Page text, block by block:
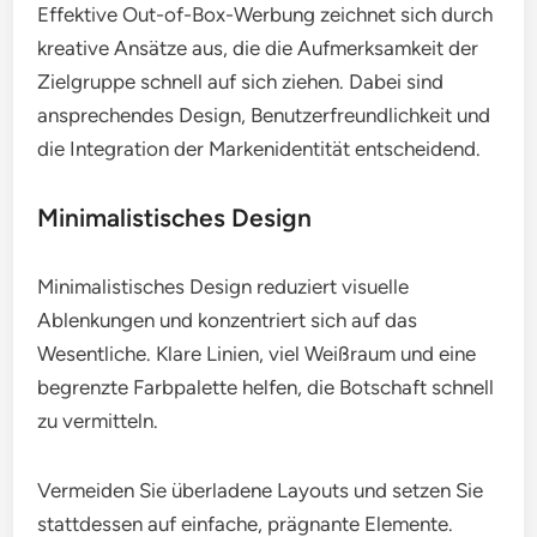
Effektive Out-of-Box-Werbung zeichnet sich durch
kreative Ansätze aus, die die Aufmerksamkeit der
Zielgruppe schnell auf sich ziehen. Dabei sind
ansprechendes Design, Benutzerfreundlichkeit und
die Integration der Markenidentität entscheidend.
Minimalistisches Design
Minimalistisches Design reduziert visuelle
Ablenkungen und konzentriert sich auf das
Wesentliche. Klare Linien, viel Weißraum und eine
begrenzte Farbpalette helfen, die Botschaft schnell
zu vermitteln.
Vermeiden Sie überladene Layouts und setzen Sie
stattdessen auf einfache, prägnante Elemente.